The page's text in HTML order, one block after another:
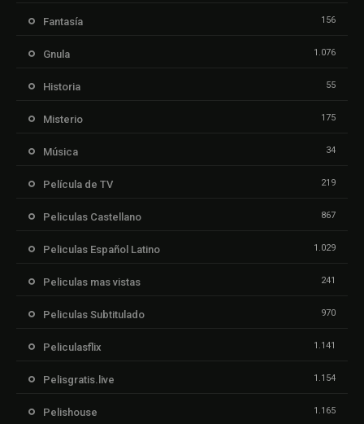
Fantasía 156
Gnula 1.076
Historia 55
Misterio 175
Música 34
Película de TV 219
Peliculas Castellano 867
Peliculas Español Latino 1.029
Peliculas mas vistas 241
Peliculas Subtitulado 970
Peliculasflix 1.141
Pelisgratis.live 1.154
Pelishouse 1.165